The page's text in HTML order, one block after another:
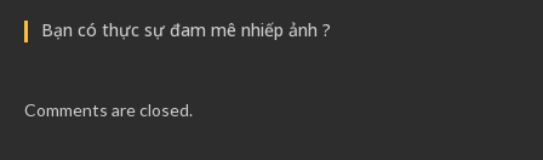
Bạn có thực sự đam mê nhiếp ảnh ?
Comments are closed.